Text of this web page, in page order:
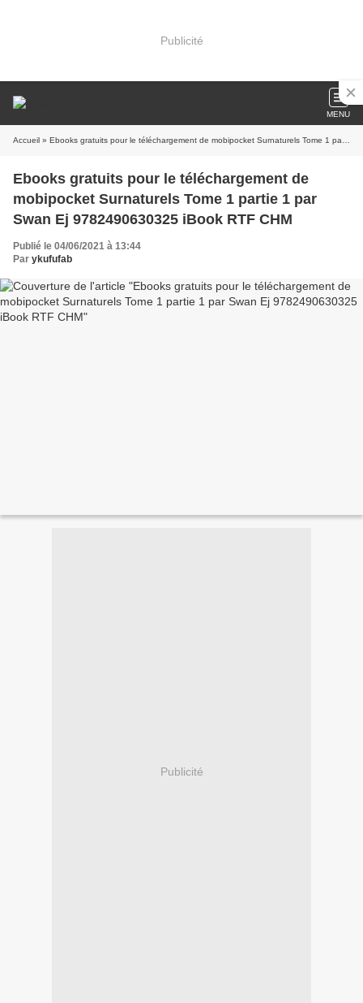
Publicité
MENU
Accueil » Ebooks gratuits pour le téléchargement de mobipocket Surnaturels Tome 1 partie 1 par Swan Ej 9782490630325 iBook RTF CHM
Ebooks gratuits pour le téléchargement de
mobipocket Surnaturels Tome 1 partie 1 par
Swan Ej 9782490630325 iBook RTF CHM
Publié le 04/06/2021 à 13:44
Par ykufufab
Publicité